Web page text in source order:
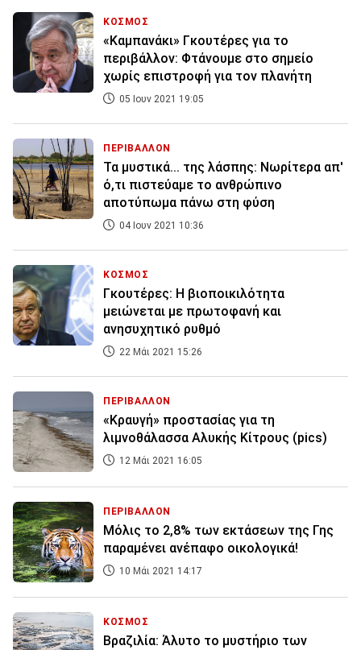
ΚΟΣΜΟΣ
«Καμπανάκι» Γκουτέρες για το
περιβάλλον: Φτάνουμε στο σημείο
χωρίς επιστροφή για τον πλανήτη
05 Ιουν 2021 19:05
ΠΕΡΙΒΑΛΛΟΝ
Τα μυστικά... της λάσπης: Νωρίτερα απ'
ό,τι πιστεύαμε το ανθρώπινο
αποτύπωμα πάνω στη φύση
04 Ιουν 2021 10:36
ΚΟΣΜΟΣ
Γκουτέρες: Η βιοποικιλότητα
μειώνεται με πρωτοφανή και
ανησυχητικό ρυθμό
22 Μάι 2021 15:26
ΠΕΡΙΒΑΛΛΟΝ
«Κραυγή» προστασίας για τη
λιμνοθάλασσα Αλυκής Κίτρους (pics)
12 Μάι 2021 16:05
ΠΕΡΙΒΑΛΛΟΝ
Μόλις το 2,8% των εκτάσεων της Γης
παραμένει ανέπαφο οικολογικά!
10 Μάι 2021 14:17
ΚΟΣΜΟΣ
Βραζιλία: Άλυτο το μυστήριο των